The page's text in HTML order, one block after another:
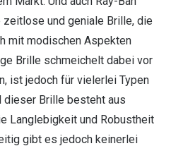
und geniale Brille, die
mit modischen Aspekten
Brille schmeichelt dabei vor
ist jedoch für vielerlei Typen
dieser Brille besteht aus
Langlebigkeit und Robustheit
gibt es jedoch keinerlei